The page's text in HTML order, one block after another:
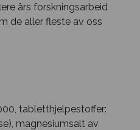
års forskningsarbeid
de aller fleste av oss
tabletthjelpestoffer:
magnesiumsalt av